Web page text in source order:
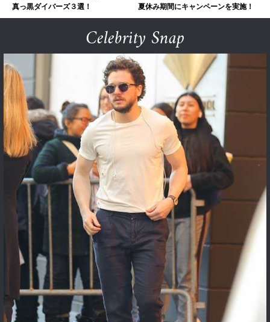
真っ黒ダイバーズ３選！ 夏休み期間にキャンペーンを実施！
Celebrity Snap